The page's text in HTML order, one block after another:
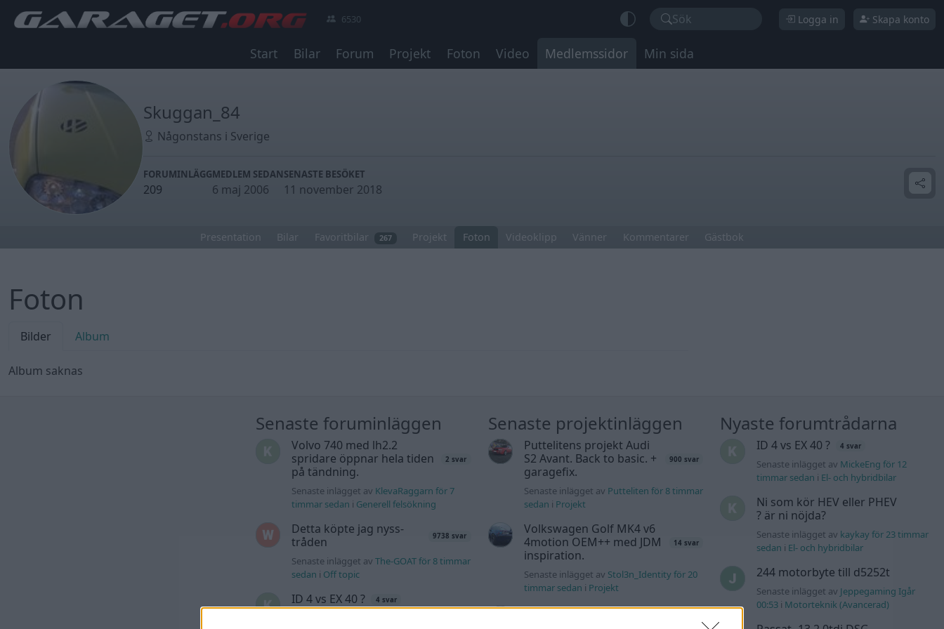
6530 Sök Logga in Skapa konto
Start Bilar Forum Projekt Foton Video Medlemssidor Min sida
Skuggan_84
Någonstans i Sverige
FORUMINLÄGG
209
MEDLEM SEDAN
6 maj 2006
SENASTE BESÖKET
11 november 2018
Presentation Bilar Favoritbilar 267 Projekt Foton Videoklipp Vänner Kommentarer Gästbok
Foton
Bilder Album
Album saknas
Senaste foruminläggen
Volvo 740 med lh2.2
spridare öppnar hela tiden
på tändning.
2 svar
Senaste inlägget av KlevaRaggarn för 7
timmar sedan i Generell felsökning
Detta köpte jag nyss-
tråden
9738 svar
Senaste inlägget avThe-GOAT för 8 timmar
sedan i Off topic
ID 4 vs EX 40 ? 4 svar
Senaste projektinläggen
Puttelitens projekt Audi
S2 Avant. Back to basic. +
garagefix.
900 svar
Senaste inlägget av Putteliten för 8 timmar
sedan i Projekt
Volkswagen Golf MK4 v6
4motion OEM++ med JDM
inspiration.
14 svar
Senaste inlägget av Stol3n_Identity för 20
timmar sedan i Projekt
Manta b som ska räddas
Nyaste forumtrådarna
ID 4 vs EX 40 ? 4 svar
Senaste inlägget av MickeEng för 12
timmar sedan i El- och hybridbilar
Ni som kör HEV eller PHEV
? är ni nöjda?
Senaste inlägget av kaykay för 23 timmar
sedan i El- och hybridbilar
244 motorbyte till d5252t
Senaste inlägget av Jeppegaming Igår
00:53i Motorteknik (Avancerad)